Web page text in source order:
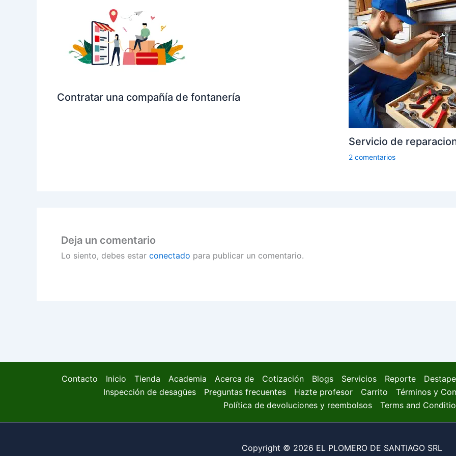
Contratar una compañía de fontanería
Servicio de
2 comentarios
Deja un comentario
Lo siento, debes estar conectado para publicar un comentario.
Contacto Inicio Tienda Academia Acerca de Cotización Blogs Servicios Reporte
Inspección de desagües
Preguntas frecuentes Hazte profesor Carrito
Términos y
Política de devoluciones y reembolsos
Terms and
Copyright © 2026 EL PLOMERO DE SANTIAGO SRL